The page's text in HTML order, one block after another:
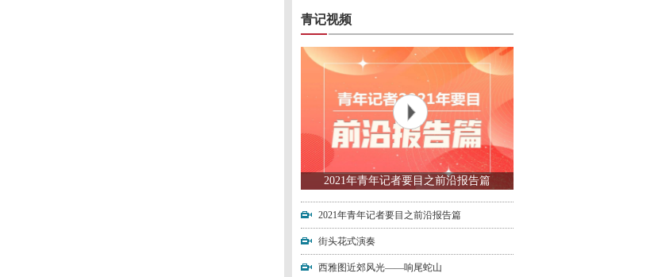
青记视频
2021年青年记者要目之前沿报告篇
2021年青年记者要目之前沿报告篇
街头花式演奏
西雅图近郊风光——响尾蛇山